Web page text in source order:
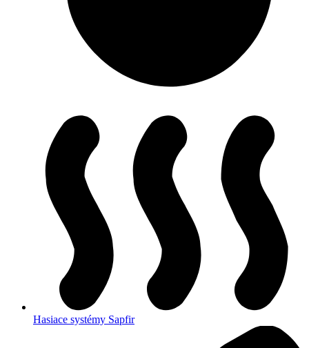
Hasiace systémy Sapfir